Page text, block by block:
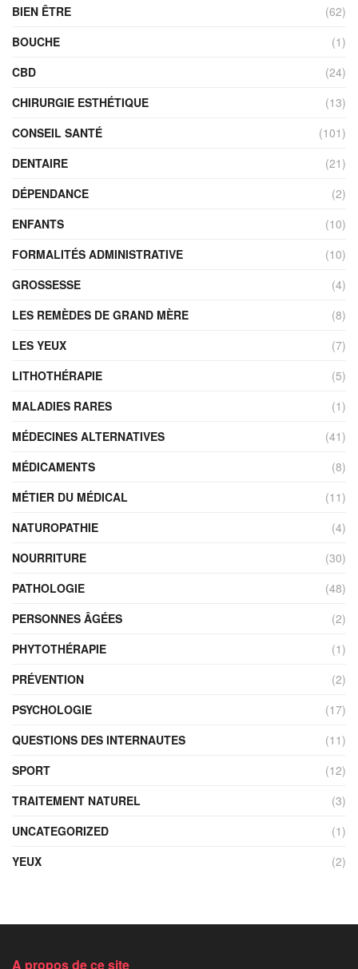
BIEN ÊTRE
(62)
BOUCHE
(1)
CBD
(24)
CHIRURGIE ESTHÉTIQUE
(13)
CONSEIL SANTÉ
(101)
DENTAIRE
(21)
DÉPENDANCE
(2)
ENFANTS
(10)
FORMALITÉS ADMINISTRATIVE
(10)
GROSSESSE
(4)
LES REMÈDES DE GRAND MÈRE
(8)
LES YEUX
(7)
LITHOTHÉRAPIE
(5)
MALADIES RARES
(1)
MÉDECINES ALTERNATIVES
(41)
MÉDICAMENTS
(8)
MÉTIER DU MÉDICAL
(11)
NATUROPATHIE
(4)
NOURRITURE
(30)
PATHOLOGIE
(48)
PERSONNES ÂGÉES
(2)
PHYTOTHÉRAPIE
(1)
PRÉVENTION
(2)
PSYCHOLOGIE
(17)
QUESTIONS DES INTERNAUTES
(11)
SPORT
(12)
TRAITEMENT NATUREL
(3)
UNCATEGORIZED
(1)
YEUX
(2)
A propos de ce site